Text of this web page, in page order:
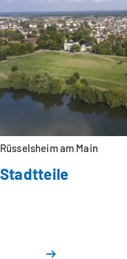
Rüsselsheim am Main
Stadtteile